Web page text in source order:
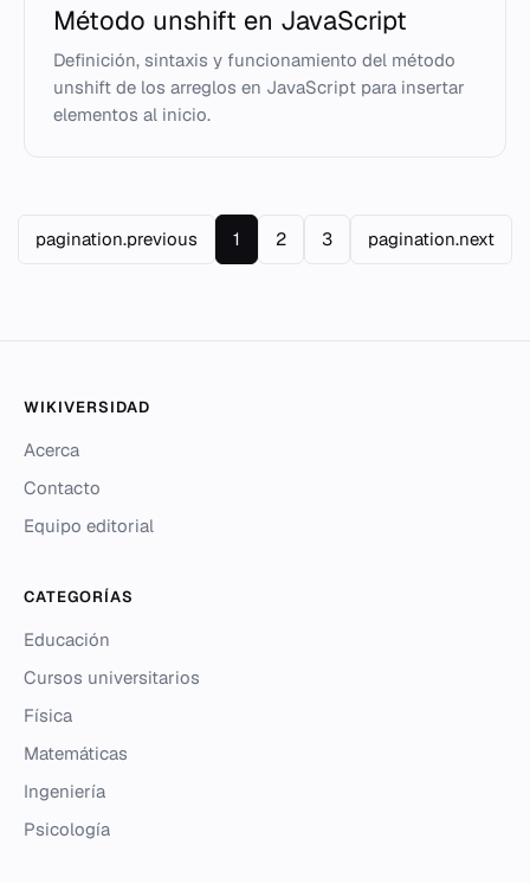
Método unshift en JavaScript
Definición, sintaxis y funcionamiento del método
unshift de los arreglos en JavaScript para insertar
elementos al inicio.
pagination.previous 1 2 3 pagination.next
WIKIVERSIDAD
Acerca
Contacto
Equipo editorial
CATEGORÍAS
Educación
Cursos universitarios
Física
Matemáticas
Ingeniería
Psicología